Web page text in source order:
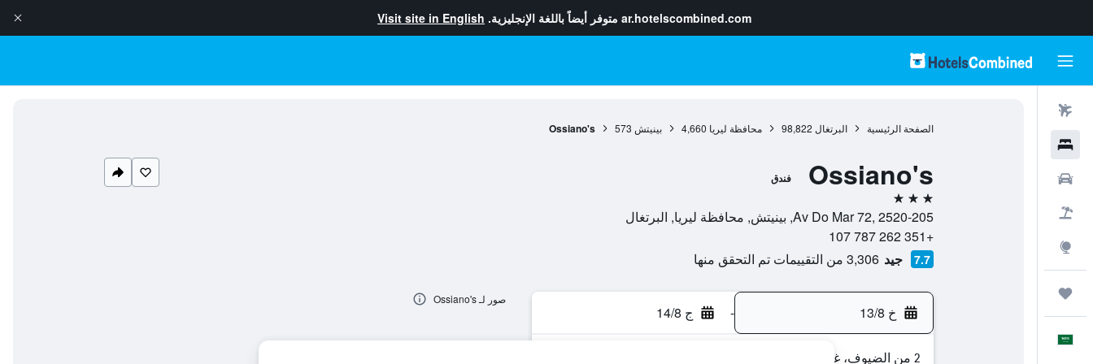
ar.hotelscombined.com متوفر أيضاً باللغة الإنجليزية. Visit site in English
الصفحة الرئيسية البرتغال 98,822 محافظة ليريا 4,660 بينيتش 573
Ossiano's
Ossiano's فندق
3 نجوم
Av Do Mar 72, 2520-205, بينيتش, محافظة ليريا, البرتغال
+351 262 787 107
7.7 جيد 3,306 من التقييمات تم التحقق منها
خ 13/8 - ج 14/8
2 من الضيوف، غرفة واحدة
صور لـ Ossiano's